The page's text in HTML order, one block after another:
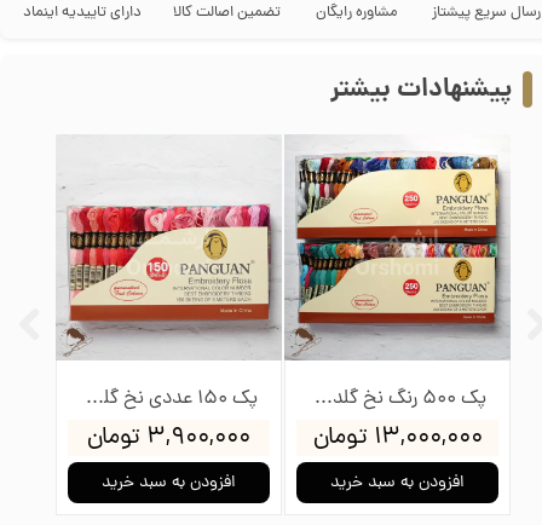
تضمین اصالت کالا مشاوره رایگان سریع پیشتاز دارای تاییدیه اینماد
پک 150 عددی نخ گلدوزی پنگوئن
۳,۹۰۰,۰۰۰ تومان
افزودن به سبد خرید
پک 500 رنگ نخ گلدوزی پنگوئن
۱۳,۰۰۰,۰۰۰ تومان
افزودن به سبد خرید
پیشنهادات بیشتر